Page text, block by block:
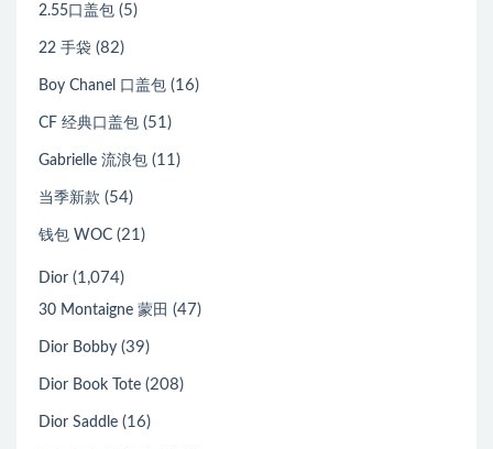
2.55口盖包 (5)
22 手袋 (82)
Boy Chanel 口盖包 (16)
CF 经典口盖包 (51)
Gabrielle 流浪包 (11)
当季新款 (54)
钱包 WOC (21)
Dior (1,074)
30 Montaigne 蒙田 (47)
Dior Bobby (39)
Dior Book Tote (208)
Dior Saddle (16)